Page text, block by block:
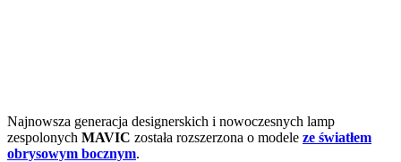
Najnowsza generacja designerskich i nowoczesnych lamp
zespolonych MAVIC została rozszerzona o modele ze światłem
obrysowym bocznym.